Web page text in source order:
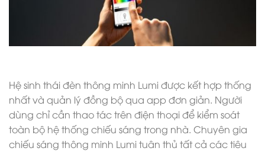
Hệ sinh thái đèn thông minh Lumi được kết hợp thống
nhất và quản lý đồng bộ qua app đơn giản. Người
dùng chỉ cần thao tác trên điện thoại để kiểm soát
toàn bộ hệ thống chiếu sáng trong nhà. Chuyên gia
chiếu sáng thông minh Lumi tuân thủ tất cả các tiêu